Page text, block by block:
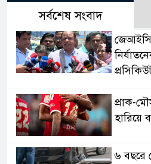
সর্বশেষ সংবাদ
প্রাক-
হারিয়ে
৬ বছরে